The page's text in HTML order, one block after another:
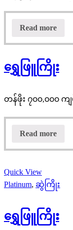
Read more
ရွှေဖြူကြိုး
တန်ဖိုး ၇၀၀,၀၀၀ က
Read more
Quick View
Platinum, ဆွဲကြိုး
ရွှေဖြူကြိုး